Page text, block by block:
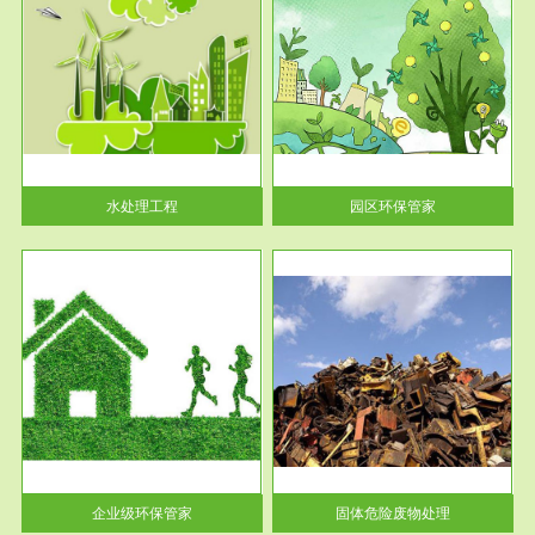
水处理工程
服务范围
园区环保管家
2016 年 4 月，环保部下发《关
于积极发挥环境保护作用促进供
给侧结...
园区环保管家
企业级环保管家
服务范围
固体危险废物处理
固体废物解释：固体废物是指人
们在生产建设、日常生活和其他
活动中...
固体危险废物处理